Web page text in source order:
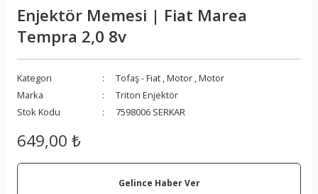
Enjektör Memesi | Fiat Marea
Tempra 2,0 8v
Kategori Tofaş - Fiat ,Motor ,Motor
Marka
Triton Enjektör
Stok Kodu
7598006 SERKAR
649,00 ₺
Gelince Haber Ver